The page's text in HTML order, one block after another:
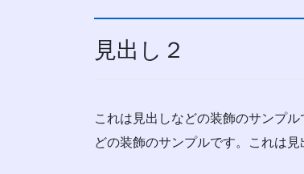
見出し２
これは見出しなどの装飾のサンプ
どの装飾のサンプルです。これは見